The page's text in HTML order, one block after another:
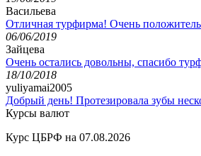
Васильева
Отличная турфирма! Очень
06/06/2019
Зайцева
Очень остались довольны, спасибо
18/10/2018
yuliyamai2005
Добрый день! Протезировала зубы
Курсы валют
Курс ЦБРФ на 07.08.2026